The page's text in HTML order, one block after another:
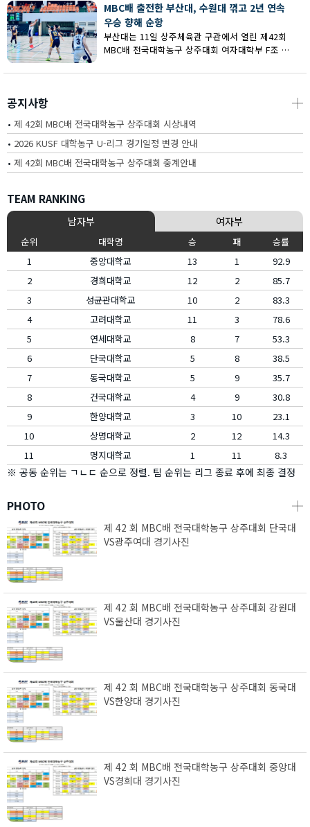
MBC배 출전한 부산대, 수원대 꺾고 2년 연속
우승 향해 순항
부산대는 11일 상주체육관 구관에서 열린 제42회
MBC배 전국대학농구 상주대회 여자대학부 F조 예
공지사항 ┼
• 제 42회 MBC배 전국대학농구 상주대회 시상내역
• 2026 KUSF 대학농구 U-리그 경기일정 변경 안내
• 제 42회 MBC배 전국대학농구 상주대회 중계안내
TEAM RANKING
남자부 여자부
순위 대학명 승 패
승률
1
중앙대학교 13 1
92.9
2
경희대학교 12 2
85.7
3
성균관대학교 10 2
83.3
4
고려대학교 11 3
78.6
5
연세대학교 8 7
53.3
6
단국대학교 5 8
38.5
7
동국대학교 5 9
35.7
8
건국대학교 4 9
30.8
9
한양대학교 3 10
23.1
10
상명대학교 2 12
14.3
11
명지대학교 1 11 8.3
※ 공동 순위는 ㄱㄴㄷ 순으로 정렬. 팀 순위는 리그 종료 후에 최종 결정
PHOTO ┼
제 42 회 MBC배 전국대학농구 상주대회 단국대
VS광주여대 경기사진
제 42 회 MBC배 전국대학농구 상주대회 강원대
VS울산대 경기사진
제 42 회 MBC배 전국대학농구 상주대회 동국대
VS한양대 경기사진
제 42 회 MBC배 전국대학농구 상주대회 중앙대
VS경희대 경기사진